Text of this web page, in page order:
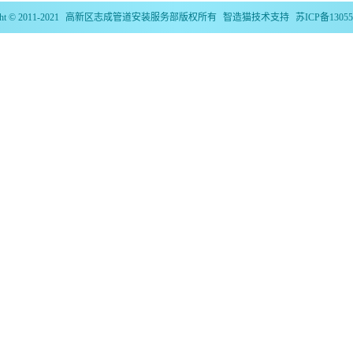
© 2011-2021 高新区志成管道安装服务部版权所有 智造猫技术支持 苏ICP备